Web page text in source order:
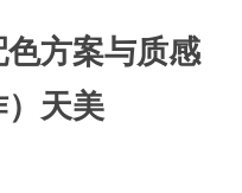
方案与质感
天美